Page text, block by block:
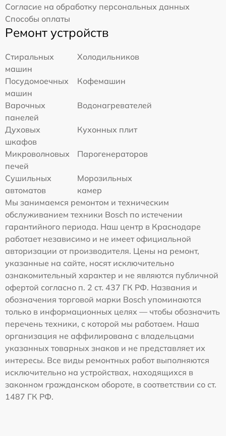
Согласие на обработку персональных данных
Способы оплаты
Ремонт устройств
Стиральных
машин
Холодильников
Посудомоечных
машин
Кофемашин
Варочных
панелей
Водонагревателей
Духовых
шкафов
Кухонных плит
Микроволновых
печей
Парогенераторов
Сушильных
автоматов
Морозильных
камер
Мы занимаемся ремонтом и техническим
обслуживанием техники Bosch по истечении
гарантийного периода. Наш центр в Краснодаре
работает независимо и не имеет официальной
авторизации от производителя. Цены на ремонт,
указанные на сайте, носят исключительно
ознакомительный характер и не являются публичной
офертой согласно п. 2 ст. 437 ГК РФ. Названия и
обозначения торговой марки Bosch упоминаются
только в информационных целях — чтобы обозначить
перечень техники, с которой мы работаем. Наша
организация не аффилирована с владельцами
указанных товарных знаков и не представляет их
интересы. Все виды ремонтных работ выполняются
исключительно на устройствах, находящихся в
законном гражданском обороте, в соответствии со ст.
1487 ГК РФ.